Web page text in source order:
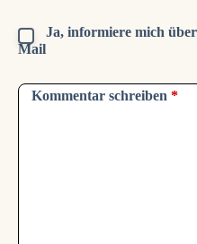
Ja, informiere mich
Mail
Kommentar schreiben *